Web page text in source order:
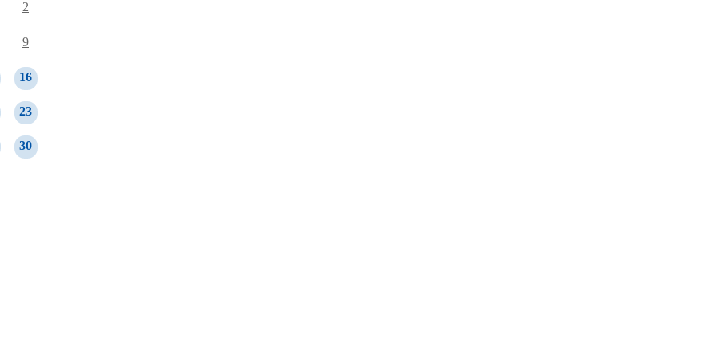
2
9
16
23
30
Reserved